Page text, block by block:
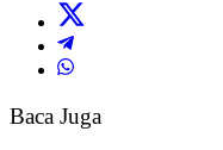
Baca Juga